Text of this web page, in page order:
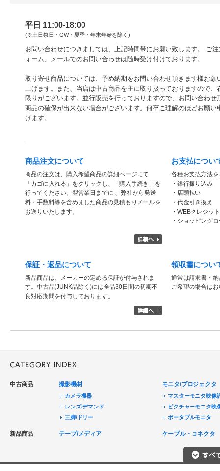
平日 11:00-18:00
(※土日祭日・GW・夏季・年末年始を除く)
お問い合わせにつきましては、上記時間帯にお願い致します。 ご注
ォーム、メールでのお問い合わせは随時受け付けております。
取り寄せ商品については、予め納期をお問い合わせ頂きます様お願
上げます。また、当店は中古商品を主に取り扱っておりますので、
限りがございます。並行販売を行っておりますので、お問い合わせ
商品の確保が出来ない場合がございます。何卒ご理解のほどお願い
げます。
商品注文について
商品の注文は、購入希望商品の詳細ページにて
「カゴに入れる」をクリックし、「購入手続き」を
行ってください。翌営業日までに 、弊社から発送
料・手数料等を含めました商品の見積もりメールを
お送りいたします。
お支払につい
各種お支払方法
・銀行振り込み
・店頭払い
・代金引き換え
・WEBクレジッ
・ショッピング
保証・返品について
新品商品は、メーカーの定める保証が付与されま
す。中古品(JUNK品除く)には全品30日間の初期不
良対応期間を付与しております。
領収書につい
通常は請求書・
ご希望の場合は
中古商品 撮影機材
カメラ機器
レンズ/デマンド
三脚/ドリー
ポータブルレコーダ
モニタ/プロジェクタ
マスターモニタ映像
ピクチャーモニタ映
ポータブルモニタ
プロジェクタ
プロジェクタアクセ
新品商品 テープ/メディア ケーブル・コネクタ